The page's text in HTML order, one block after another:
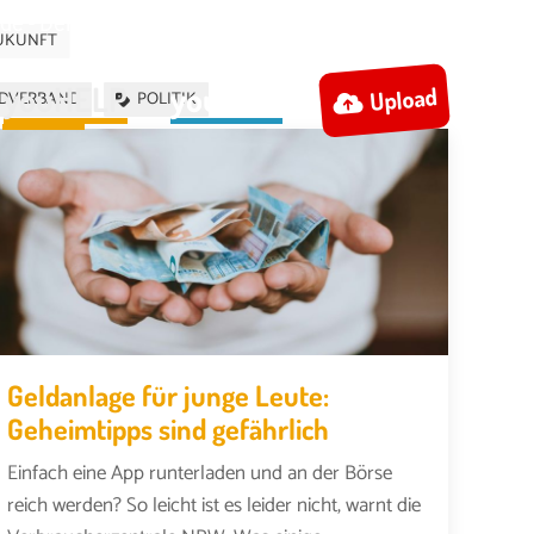
youHELP youMAP Upload
POLITIK
Geldanlage für junge Leute:
Geheimtipps sind gefährlich
Einfach eine App runterladen und an der Börse
reich werden? So leicht ist es leider nicht, warnt die